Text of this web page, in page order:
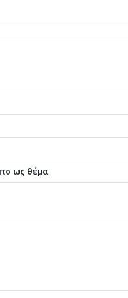
ως θέμα